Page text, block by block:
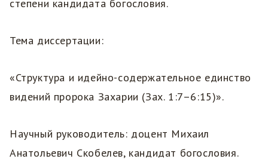
степени кандидата богословия.
Тема диссертации:
«Структура и идейно-содержательное единство
видений пророка Захарии (Зах. 1:7–6:15)».
Научный руководитель: доцент Михаил
Анатольевич Скобелев, кандидат богословия.